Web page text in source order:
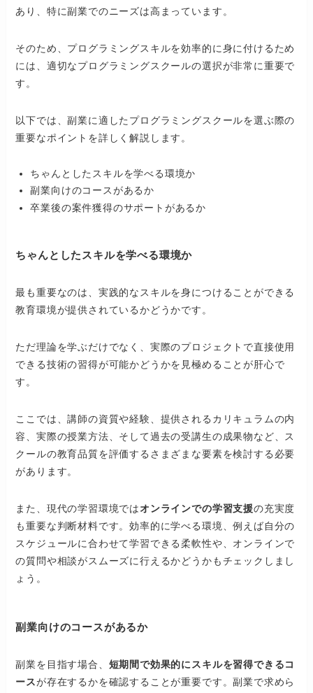
あり、特に副業でのニーズは高まっています。
そのため、プログラミングスキルを効率的に身に付けるため
には、適切なプログラミングスクールの選択が非常に重要で
す。
以下では、副業に適したプログラミングスクールを選ぶ際の
重要なポイントを詳しく解説します。
ちゃんとしたスキルを学べる環境か
副業向けのコースがあるか
卒業後の案件獲得のサポートがあるか
ちゃんとしたスキルを学べる環境か
最も重要なのは、実践的なスキルを身につけることができる
教育環境が提供されているかどうかです。
ただ理論を学ぶだけでなく、実際のプロジェクトで直接使用
できる技術の習得が可能かどうかを見極めることが肝心で
す。
ここでは、講師の資質や経験、提供されるカリキュラムの内
容、実際の授業方法、そして過去の受講生の成果物など、ス
クールの教育品質を評価するさまざまな要素を検討する必要
があります。
また、現代の学習環境ではオンラインでの学習支援の充実度
も重要な判断材料です。効率的に学べる環境、例えば自分の
スケジュールに合わせて学習できる柔軟性や、オンラインで
の質問や相談がスムーズに行えるかどうかもチェックしまし
ょう。
副業向けのコースがあるか
副業を目指す場合、 短期間で効果的にスキルを習得できるコ
ースが存在するかを確認することが重要です。副業で求めら